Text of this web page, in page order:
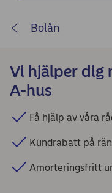
Bolån
Vi hjälper dig
A-hus
Få hjälp av våra
Kundrabatt på
Amorteringsfritt